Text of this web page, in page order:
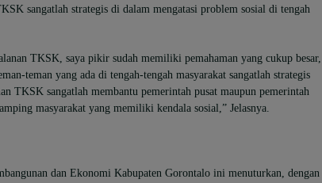
sangatlah strategis di dalam mengatasi problem sosial di tengah
TKSK, saya pikir sudah memiliki pemahaman yang cukup besar,
teman yang ada di tengah-tengah masyarakat sangatlah strategis
TKSK sangatlah membantu pemerintah pusat maupun pemerintah
masyarakat yang memiliki kendala sosial,” Jelasnya.
dan Ekonomi Kabupaten Gorontalo ini menuturkan, dengan